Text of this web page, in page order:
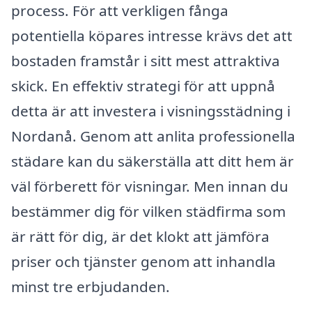
process. För att verkligen fånga
potentiella köpares intresse krävs det att
bostaden framstår i sitt mest attraktiva
skick. En effektiv strategi för att uppnå
detta är att investera i visningsstädning i
Nordanå. Genom att anlita professionella
städare kan du säkerställa att ditt hem är
väl förberett för visningar. Men innan du
bestämmer dig för vilken städfirma som
är rätt för dig, är det klokt att jämföra
priser och tjänster genom att inhandla
minst tre erbjudanden.